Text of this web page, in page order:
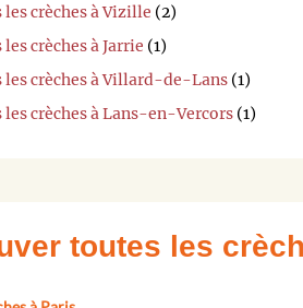
les crèches à Vizille (2)
crèches à Jarrie (1)
les crèches à Villard-de-Lans (1)
les crèches à Lans-en-Vercors (1)
toutes les